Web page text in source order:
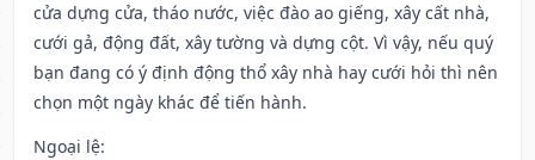
cửa dựng cửa, tháo nước, việc đào ao giếng, xây cất nhà,
cưới gả, động đất, xây tường và dựng cột. Vì vậy, nếu quý
bạn đang có ý định động thổ xây nhà hay cưới hỏi thì nên
chọn một ngày khác để tiến hành.
Ngoại lệ: